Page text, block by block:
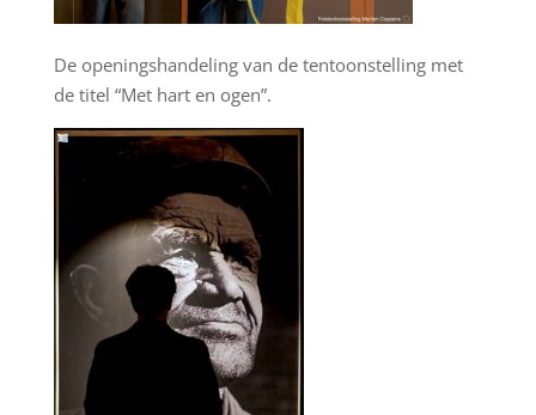
De openingshandeling van de tentoonstelling met
de titel “Met hart en ogen”.